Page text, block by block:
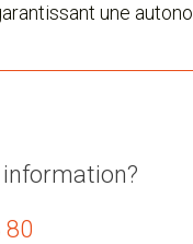
une
80